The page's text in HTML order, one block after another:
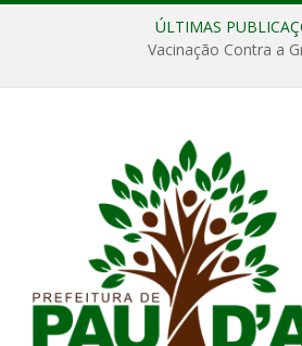
ÚLTIMAS
Vacinação Contra a